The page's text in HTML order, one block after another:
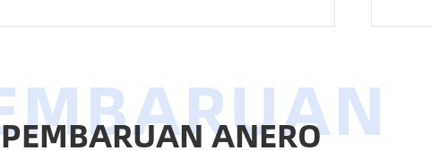
PEMBARUAN ANERO